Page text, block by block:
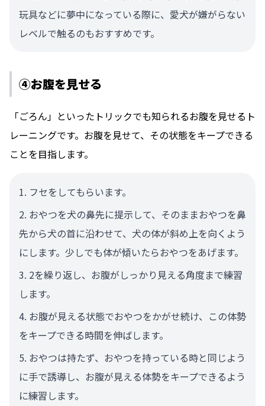
玩具などに夢中になっている際に、愛犬が嫌がらない
レベルで触るのもおすすめです。
④お腹を見せる
「ごろん」といったトリックでも知られるお腹を見せるト
レーニングです。お腹を見せて、その状態をキープできる
ことを目指します。
フセをしてもらいます。
おやつを犬の鼻先に提示して、そのままおやつを鼻
先から犬の首に沿わせて、犬の体が斜め上を向くよう
にします。少しでも体が傾いたらおやつをあげます。
2を繰り返し、お腹がしっかり見える角度まで練習
します。
お腹が見える状態でおやつをかがせ続け、この体勢
をキープできる時間を伸ばします。
おやつは持たず、おやつを持っている時と同じよう
に手で誘導し、お腹が見える体勢をキープできるよう
に練習します。